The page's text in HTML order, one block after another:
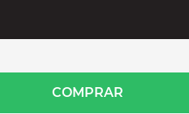
COMPRAR